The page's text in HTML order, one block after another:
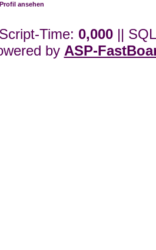
ansehen
Time: 0,000||
by ASP-